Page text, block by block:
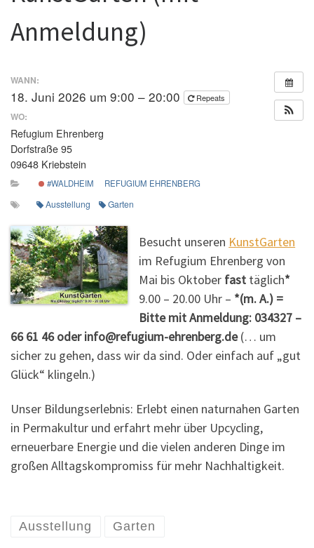
Anmeldung)
WANN:
18. Juni 2026 um 9:00 – 20:00 Repeats
WO:
Refugium Ehrenberg
Dorfstraße 95
09648 Kriebstein
#WALDHEIM REFUGIUM EHRENBERG
Ausstellung Garten
Besucht unseren KunstGarten
im Refugium Ehrenberg von
Mai bis Oktober fast täglich*
9.00 – 20.00 Uhr – *(m. A.) =
Bitte mit Anmeldung: 034327 –
66 61 46 oder info@refugium-ehrenberg.de(… um
sicher zu gehen, dass wir da sind. Oder einfach auf „gut
Glück“ klingeln.)
Unser Bildungserlebnis: Erlebt einen naturnahen Garten
in Permakultur und erfahrt mehr über Upcycling,
erneuerbare Energie und die vielen anderen Dinge im
großen Alltagskompromiss für mehr Nachhaltigkeit.
Ausstellung Garten